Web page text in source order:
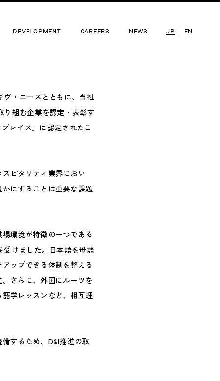
ヴ・ニーズとともに、当社
り組む企業を認定・表彰す
レイス」に認定されたこ
ピタリティ業界におい
にすることは重要な課題
環境が特徴の一つである
受けました。日本語を母語
ップできる体制を整える
さらに、外国にルーツを
学レッスンなど、相互理
するため、D&I推進の取
DEVELOPMENT CAREERS NEWS JP EN